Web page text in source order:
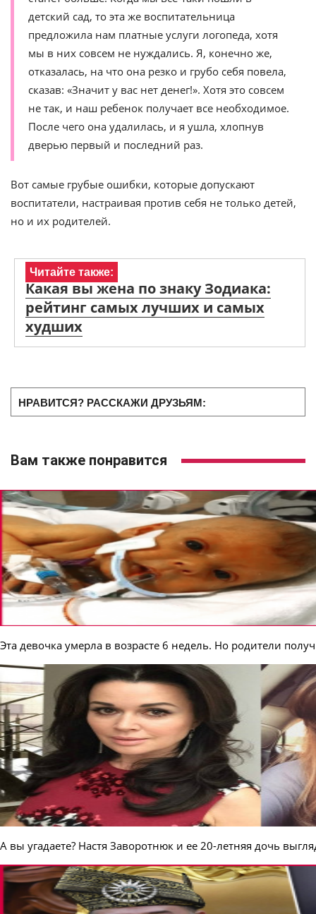
детский сад, то эта же воспитательница
предложила нам платные услуги логопеда, хотя
мы в них совсем не нуждались. Я, конечно же,
отказалась, на что она резко и грубо себя повела,
сказав: «Значит у вас нет денег!». Хотя это совсем
не так, и наш ребенок получает все необходимое.
После чего она удалилась, и я ушла, хлопнув
дверью первый и последний раз.
Вот самые грубые ошибки, которые допускают
воспитатели, настраивая против себя не только детей,
но и их родителей.
Читайте также:
Какая вы жена по знаку Зодиака:
рейтинг самых лучших и самых
худших
НРАВИТСЯ? РАССКАЖИ ДРУЗЬЯМ:
Вам также понравится
Эта девочка умерла в возрасте 6 недель. Но родители
А вы угадаете? Настя Заворотнюк и ее 20-летняя дочь